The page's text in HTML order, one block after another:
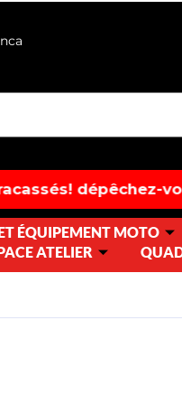
vous !
ÉQUIPEMENT MOTO
ATELIER